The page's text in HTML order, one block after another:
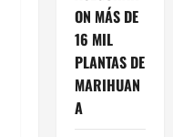
ON MÁS DE
16 MIL
PLANTAS DE
MARIHUAN
A